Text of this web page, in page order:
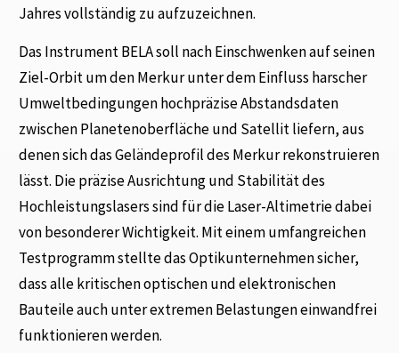
Jahres vollständig zu aufzuzeichnen.
Das Instrument BELA soll nach Einschwenken auf seinen
Ziel-Orbit um den Merkur unter dem Einfluss harscher
Umweltbedingungen hochpräzise Abstandsdaten
zwischen Planetenoberfläche und Satellit liefern, aus
denen sich das Geländeprofil des Merkur rekonstruieren
lässt. Die präzise Ausrichtung und Stabilität des
Hochleistungslasers sind für die Laser-Altimetrie dabei
von besonderer Wichtigkeit. Mit einem umfangreichen
Testprogramm stellte das Optikunternehmen sicher,
dass alle kritischen optischen und elektronischen
Bauteile auch unter extremen Belastungen einwandfrei
funktionieren werden.